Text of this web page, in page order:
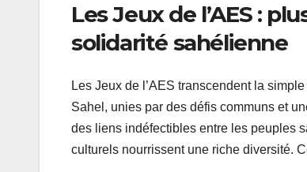
Les Jeux de l’AES :
solidarité sahélienne
Les Jeux de l’AES transcendent la
Sahel, unies par des défis communs et
des liens indéfectibles entre les peuples
culturels nourrissent une riche diversité.